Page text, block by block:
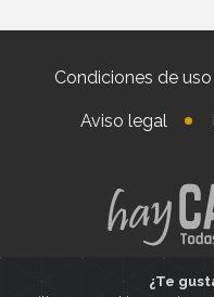
Condiciones de uso
Aviso legal
¿Te